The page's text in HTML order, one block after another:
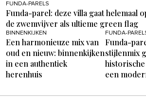
FUNDA-PARELS
Funda-parel: deze villa gaat helemaal
de zwemvijver als ultieme green flag
BINNENKIJKEN
Een harmonieuze mix van
oud en nieuw: binnenkijken
in een authentiek
herenhuis
FUNDA-
Funda-
stijlenmix
een